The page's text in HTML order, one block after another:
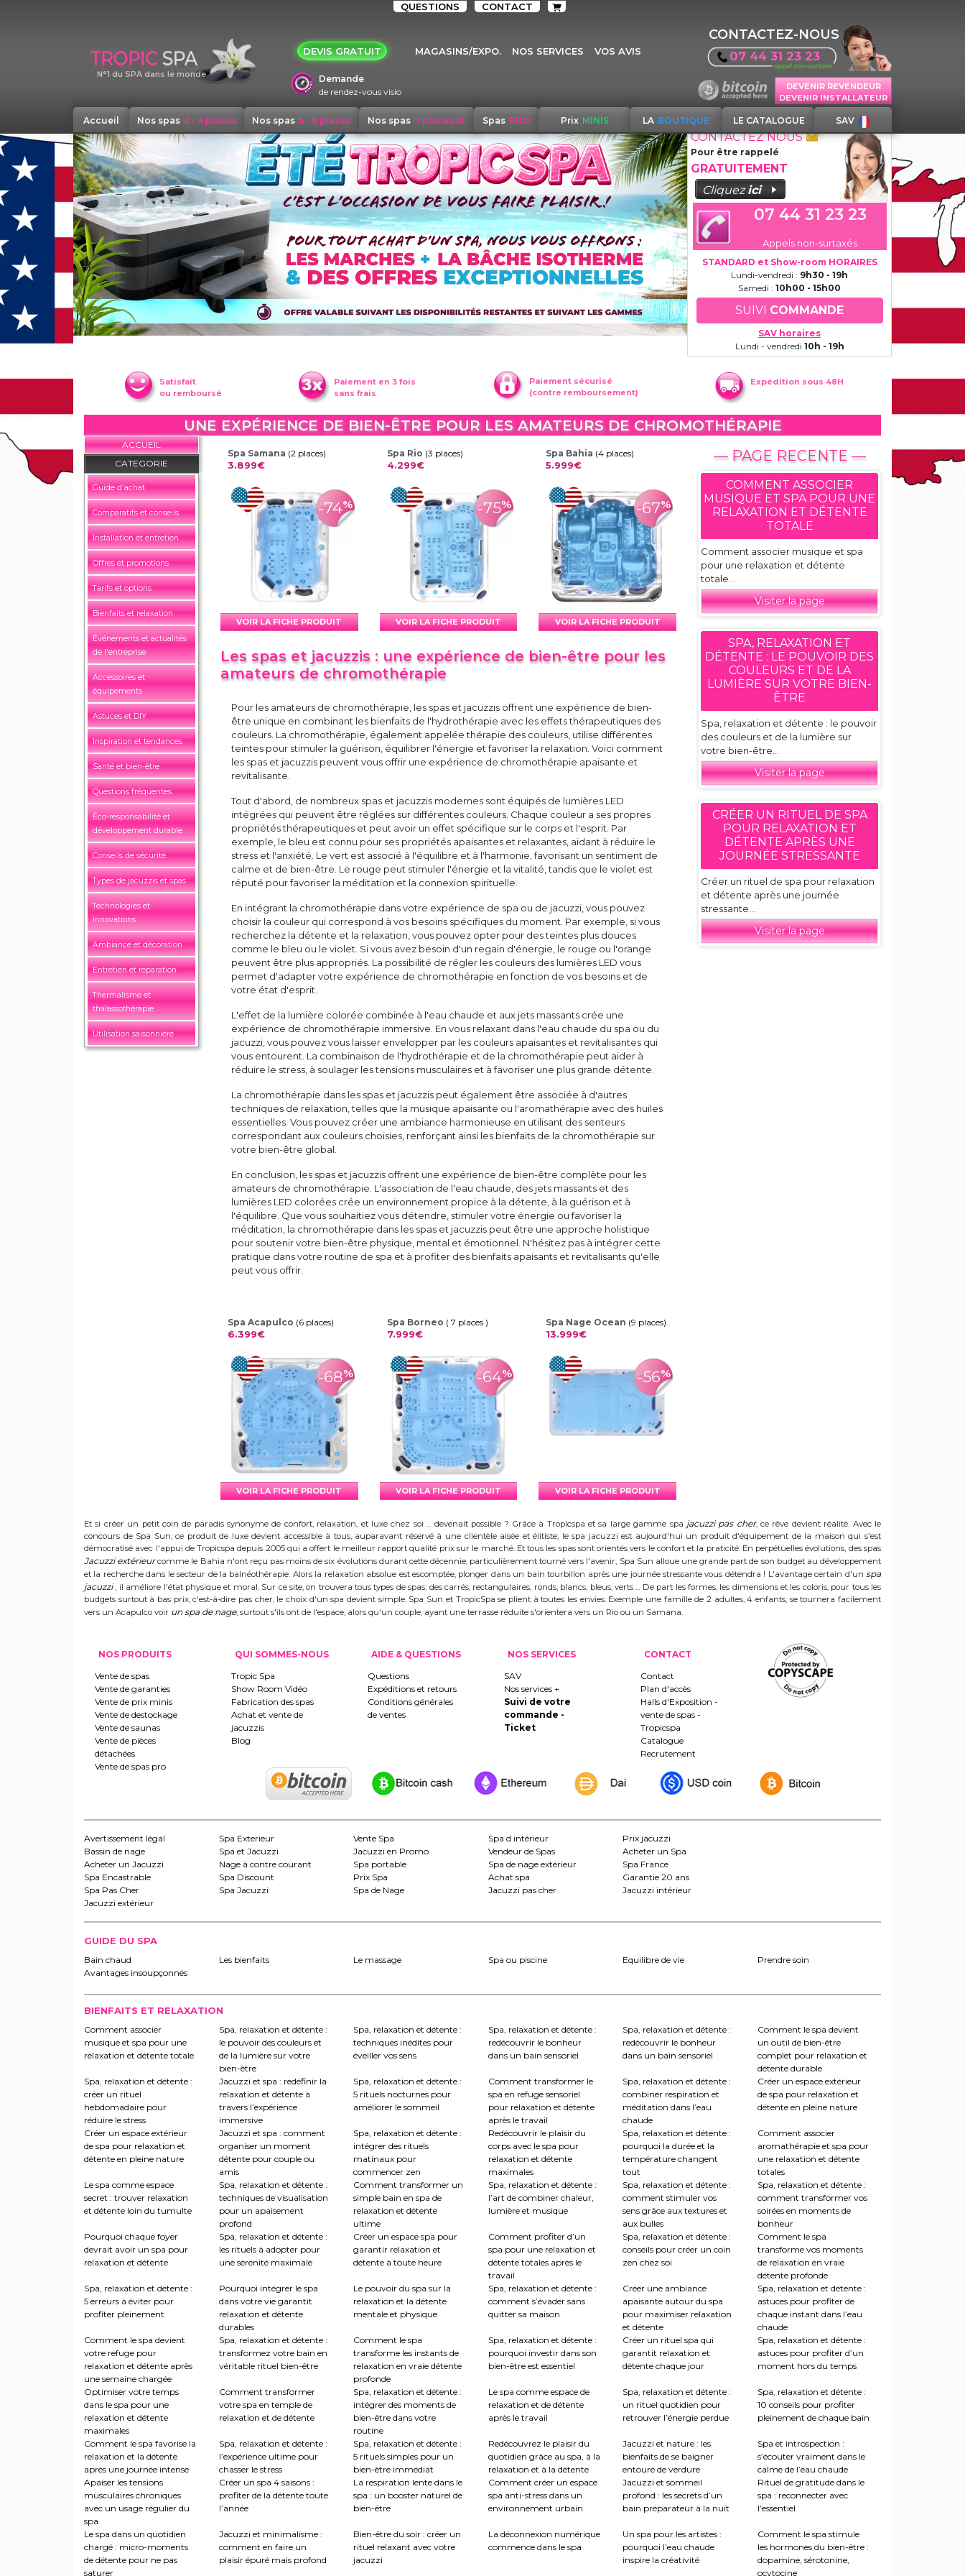
QUESTIONS CONTACT
N°1 du SPA dans le monde
DEVIS GRATUIT MAGASINS/EXPO. NOS SERVICES VOS AVIS
Demande
de rendez-vous visio
CONTACTEZ-NOUS
07 44 31 23 23
DEVENIR REVENDEUR
DEVENIR INSTALLATEUR
Accueil Nos spas 2 - 4 places Nos spas 5 - 6 places Nos spas 7 places et
+
Spas PRO Prix MINIS LA BOUTIQUE LE CATALOGUE SAV
CONTACTEZ NOUS
Pour être rappelé
GRATUITEMENT
Cliquezici
07 44 31 23 23
Appels non-surtaxés
STANDARD et Show-room HORAIRES
Lundi-vendredi : 9h30 - 19h
Samedi : 10h00 - 15h00
SUIVI COMMANDE
SAV horaires
Lundi - vendredi 10h - 19h
Satisfait
ou remboursé
Paiement en 3 fois
sans frais
Paiement sécurisé
(contre remboursement)
Expédition sous 48H
UNE EXPÉRIENCE DE BIEN-ÊTRE POUR LES AMATEURS DE CHROMOTHÉRAPIE
ACCUEIL
CATEGORIE
Guide d'achat
Comparatifs et conseils
Installation et entretien
Offres et promotions
Tarifs et options
Bienfaits et relaxation
Événements et actualités
de l'entreprise
Accessoires et
équipements
Astuces et DIY
Inspiration et tendances
Santé et bien-être
Questions fréquentes
Éco-responsabilité et
développement durable
Conseils de sécurité
Types de jacuzzis et spas
Technologies et
innovations
Ambiance et décoration
Entretien et réparation
Thermalisme et
thalassothérapie
Utilisation saisonnière
Spa Samana (2 places)
3.899€
-74%
VOIR LA FICHE PRODUIT
Spa Rio (3 places)
4.299€
-75%
VOIR LA FICHE PRODUIT
Spa Bahia (4 places)
5.999€
-67%
VOIR LA FICHE PRODUIT
Les spas et jacuzzis : une expérience de bien-être pour les
amateurs de chromothérapie
Pour les amateurs de chromothérapie, les spas et jacuzzis offrent une expérience de bien-
être unique en combinant les bienfaits de l'hydrothérapie avec les effets thérapeutiques des
couleurs. La chromothérapie, également appelée thérapie des couleurs, utilise différentes
teintes pour stimuler la guérison, équilibrer l'énergie et favoriser la relaxation. Voici comment
les spas et jacuzzis peuvent vous offrir une expérience de chromothérapie apaisante et
revitalisante.
Tout d'abord, de nombreux spas et jacuzzis modernes sont équipés de lumières LED
intégrées qui peuvent être réglées sur différentes couleurs. Chaque couleur a ses propres
propriétés thérapeutiques et peut avoir un effet spécifique sur le corps et l'esprit. Par
exemple, le bleu est connu pour ses propriétés apaisantes et relaxantes, aidant à réduire le
stress et l'anxiété. Le vert est associé à l'équilibre et à l'harmonie, favorisant un sentiment de
calme et de bien-être. Le rouge peut stimuler l'énergie et la vitalité, tandis que le violet est
réputé pour favoriser la méditation et la connexion spirituelle.
En intégrant la chromothérapie dans votre expérience de spa ou de jacuzzi, vous pouvez
choisir la couleur qui correspond à vos besoins spécifiques du moment. Par exemple, si vous
recherchez la détente et la relaxation, vous pouvez opter pour des teintes plus douces
comme le bleu ou le violet. Si vous avez besoin d'un regain d'énergie, le rouge ou l'orange
peuvent être plus appropriés. La possibilité de régler les couleurs des lumières LED vous
permet d'adapter votre expérience de chromothérapie en fonction de vos besoins et de
votre état d'esprit.
L'effet de la lumière colorée combinée à l'eau chaude et aux jets massants crée une
expérience de chromothérapie immersive. En vous relaxant dans l'eau chaude du spa ou du
jacuzzi, vous pouvez vous laisser envelopper par les couleurs apaisantes et revitalisantes qui
vous entourent. La combinaison de l'hydrothérapie et de la chromothérapie peut aider à
réduire le stress, à soulager les tensions musculaires et à favoriser une plus grande détente.
La chromothérapie dans les spas et jacuzzis peut également être associée à d'autres
techniques de relaxation, telles que la musique apaisante ou l'aromathérapie avec des huiles
essentielles. Vous pouvez créer une ambiance harmonieuse en utilisant des senteurs
correspondant aux couleurs choisies, renforçant ainsi les bienfaits de la chromothérapie sur
votre bien-être global.
En conclusion, les spas et jacuzzis offrent une expérience de bien-être complète pour les
amateurs de chromothérapie. L'association de l'eau chaude, des jets massants et des
lumières LED colorées crée un environnement propice à la détente, à la guérison et à
l'équilibre. Que vous souhaitiez vous détendre, stimuler votre énergie ou favoriser la
méditation, la chromothérapie dans les spas et jacuzzis peut être une approche holistique
pour soutenir votre bien-être physique, mental et émotionnel. N'hésitez pas à intégrer cette
pratique dans votre routine de spa et à profiter des bienfaits apaisants et revitalisants qu'elle
peut vous offrir.
Spa Acapulco (6 places)
6.399€
-68%
VOIR LA FICHE PRODUIT
Spa Borneo ( 7 places )
7.999€
-64%
VOIR LA FICHE PRODUIT
Spa Nage Ocean (9 places)
13.999€
-56%
VOIR LA FICHE PRODUIT
— PAGE RECENTE —
COMMENT ASSOCIER
MUSIQUE ET SPA POUR UNE
RELAXATION ET DÉTENTE
TOTALE
Comment associer musique et spa
pour une relaxation et détente
totale...
Visiter la page
SPA, RELAXATION ET
DÉTENTE : LE POUVOIR DES
COULEURS ET DE LA
LUMIÈRE SUR VOTRE BIEN-
ÊTRE
Spa, relaxation et détente : le pouvoir
des couleurs et de la lumière sur
votre bien-être...
Visiter la page
CRÉER UN RITUEL DE SPA
POUR RELAXATION ET
DÉTENTE APRÈS UNE
JOURNÉE STRESSANTE
Créer un rituel de spa pour relaxation
et détente après une journée
stressante...
Visiter la page
Et si créer un petit coin de paradis synonyme de confort, relaxation, et luxe chez soi ... devenait possible ? Grâce à Tropicspa et sa large gamme spa jacuzzi pas cher, ce rêve devient réalité. Avec le
concours de Spa Sun, ce produit de luxe devient accessible à tous, auparavant réservé à une clientèle aisée et élitiste, le spa jacuzzi est aujourd'hui un produit d'équipement de la maison qui s'est
démocratisé avec l'appui de Tropicspa depuis 2005 qui a offert le meilleur rapport qualité prix sur le marché. Et tous les spas sont orientés vers le confort et la praticité. En perpétuelles évolutions, des spas
Jacuzzi extérieurcomme le Bahia n'ont reçu pas moins de six évolutions durant cette décennie, particulièrement tourné vers l'avenir, Spa Sun alloue une grande part de son budget au développement
et la recherche dans le secteur de la balnéothérapie. Alors la relaxation absolue est escomptée, plonger dans un bain tourbillon après une journée stressante vous détendra ! L'avantage certain d'un spa
jacuzzi, il améliore l'état physique et moral. Sur ce site, on trouvera tous types de spas, des carrés, rectangulaires, ronds, blancs, bleus, verts ... De part les formes, les dimensions et les coloris, pour tous les
budgets surtout à bas prix, c'est-à-dire pas cher, le choix d'un spa devient simple. Spa Sun et TropicSpa se plient à toutes les envies. Exemple une famille de 2 adultes, 4 enfants, se tournera facilement
vers un Acapulco voir un spa de nage, surtout s'ils ont de l'espace, alors qu'un couple, ayant une terrasse réduite s'orientera vers un Rio ou un Samana.
NOS PRODUITS
Vente de spas
Vente de garanties
Vente de prix minis
Vente de destockage
Vente de saunas
Vente de pièces
détachées
Vente de spas pro
QUI SOMMES-NOUS
Tropic Spa
Show Room Vidéo
Fabrication des spas
Achat et vente de
jacuzzis
Blog
AIDE & QUESTIONS
Questions
Expéditions et retours
Conditions générales
de ventes
NOS SERVICES
SAV
Nos services +
Suivi de votre
commande -
Ticket
CONTACT
Contact
Plan d'accès
Halls d'Exposition -
vente de spas -
Tropicspa
Catalogue
Recrutement
Avertissement légal Spa Exterieur Vente Spa Spa d intérieur
Prix jacuzzi
Bassin de nage
Spa et Jacuzzi Jacuzzi en Promo Vendeur de Spas
Acheter un Spa
Acheter un Jacuzzi
Nage à contre courant Spa portable Spa de nage extérieur
Spa France
Spa Encastrable
Spa Discount Prix Spa Achat spa
Garantie 20 ans
Spa Pas Cher
Spa Jacuzzi Spa de Nage Jacuzzi pas cher
Jacuzzi intérieur
Jacuzzi extérieur
GUIDE DU SPA
Bain chaud Les bienfaits Le massage Spa ou piscine Equilibre de vie
Prendre soin
Avantages insoupçonnés
BIENFAITS ET RELAXATION
Comment associer
musique et spa pour une
relaxation et détente totale
Spa, relaxation et détente :
le pouvoir des couleurs et
de la lumière sur votre
bien-être
Spa, relaxation et détente :
techniques inédites pour
éveiller vos sens
Spa, relaxation et détente :
redécouvrir le bonheur
dans un bain sensoriel
Spa, relaxation et détente :
redécouvrir le bonheur
dans un bain sensoriel
Comment le spa devient
un outil de bien-être
complet pour relaxation et
détente durable
Spa, relaxation et détente :
créer un rituel
hebdomadaire pour
réduire le stress
Jacuzzi et spa : redéfinir la
relaxation et détente à
travers l’expérience
immersive
Spa, relaxation et détente :
5 rituels nocturnes pour
améliorer le sommeil
Comment transformer le
spa en refuge sensoriel
pour relaxation et détente
après le travail
Spa, relaxation et détente :
combiner respiration et
méditation dans l’eau
chaude
Créer un espace extérieur
de spa pour relaxation et
détente en pleine nature
Créer un espace extérieur
de spa pour relaxation et
détente en pleine nature
Jacuzzi et spa : comment
organiser un moment
détente pour couple ou
amis
Spa, relaxation et détente :
intégrer des rituels
matinaux pour
commencer zen
Redécouvrir le plaisir du
corps avec le spa pour
relaxation et détente
maximales
Spa, relaxation et détente :
pourquoi la durée et la
température changent
tout
Comment associer
aromathérapie et spa pour
une relaxation et détente
totales
Le spa comme espace
secret : trouver relaxation
et détente loin du tumulte
Spa, relaxation et détente :
techniques de visualisation
pour un apaisement
profond
Comment transformer un
simple bain en spa de
relaxation et détente
ultime
Spa, relaxation et détente :
l’art de combiner chaleur,
lumière et musique
Spa, relaxation et détente :
comment stimuler vos
sens grâce aux textures et
aux bulles
Spa, relaxation et détente :
comment transformer vos
soirées en moments de
bonheur
Pourquoi chaque foyer
devrait avoir un spa pour
relaxation et détente
Spa, relaxation et détente :
les rituels à adopter pour
une sérénité maximale
Créer un espace spa pour
garantir relaxation et
détente à toute heure
Comment profiter d’un
spa pour une relaxation et
détente totales après le
travail
Spa, relaxation et détente :
conseils pour créer un coin
zen chez soi
Comment le spa
transforme vos moments
de relaxation en vraie
détente profonde
Spa, relaxation et détente :
5 erreurs à éviter pour
profiter pleinement
Pourquoi intégrer le spa
dans votre vie garantit
relaxation et détente
durables
Le pouvoir du spa sur la
relaxation et la détente
mentale et physique
Spa, relaxation et détente :
comment s’évader sans
quitter sa maison
Créer une ambiance
apaisante autour du spa
pour maximiser relaxation
et détente
Spa, relaxation et détente :
astuces pour profiter de
chaque instant dans l’eau
chaude
Comment le spa devient
votre refuge pour
relaxation et détente après
une semaine chargée
Spa, relaxation et détente :
transformez votre bain en
véritable rituel bien-être
Comment le spa
transforme les instants de
relaxation en vraie détente
profonde
Spa, relaxation et détente :
pourquoi investir dans son
bien-être est essentiel
Créer un rituel spa qui
garantit relaxation et
détente chaque jour
Spa, relaxation et détente :
astuces pour profiter d’un
moment hors du temps
Optimiser votre temps
dans le spa pour une
relaxation et détente
maximales
Comment transformer
votre spa en temple de
relaxation et de détente
Spa, relaxation et détente :
intégrer des moments de
bien-être dans votre
routine
Le spa comme espace de
relaxation et de détente
après le travail
Spa, relaxation et détente :
un rituel quotidien pour
retrouver l’énergie perdue
Spa, relaxation et détente :
10 conseils pour profiter
pleinement de chaque bain
Comment le spa favorise la
relaxation et la détente
après une journée intense
Spa, relaxation et détente :
l’expérience ultime pour
chasser le stress
Spa, relaxation et détente :
5 rituels simples pour un
bien-être immédiat
Redécouvrez le plaisir du
quotidien grâce au spa, à la
relaxation et à la détente
Jacuzzi et nature : les
bienfaits de se baigner
entouré de verdure
Spa et introspection :
s’écouter vraiment dans le
calme de l’eau chaude
Apaiser les tensions
musculaires chroniques
avec un usage régulier du
spa
Créer un spa 4 saisons :
profiter de la détente toute
l’année
La respiration lente dans le
spa : un booster naturel de
bien-être
Comment créer un espace
spa anti-stress dans un
environnement urbain
Jacuzzi et sommeil
profond : les secrets d’un
bain préparateur à la nuit
Rituel de gratitude dans le
spa : reconnecter avec
l’essentiel
Le spa dans un quotidien
chargé : micro-moments
de détente pour ne pas
saturer
Jacuzzi et minimalisme :
comment en faire un
plaisir épuré mais profond
Bien-être du soir : créer un
rituel relaxant avec votre
jacuzzi
La déconnexion numérique
commence dans le spa
Un spa pour les artistes :
pourquoi l’eau chaude
inspire la créativité
Comment le spa stimule
les hormones du bien-être :
dopamine, sérotonine,
ocytocine